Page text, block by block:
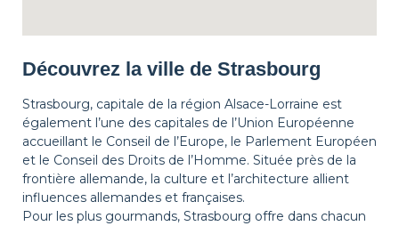
Découvrez la ville de Strasbourg
Strasbourg, capitale de la région Alsace-Lorraine est
également l’une des capitales de l’Union Européenne
accueillant le Conseil de l’Europe, le Parlement Européen
et le Conseil des Droits de l’Homme. Située près de la
frontière allemande, la culture et l’architecture allient
influences allemandes et françaises.
Pour les plus gourmands, Strasbourg offre dans chacun